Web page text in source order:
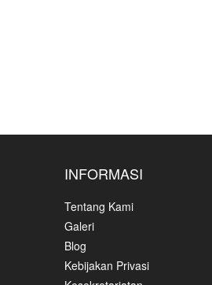
INFORMASI
Tentang Kami
Galeri
Blog
Kebijakan Privasi